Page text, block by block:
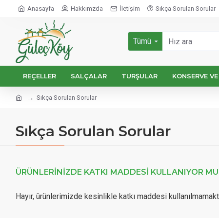
Anasayfa Hakkımzda İletişim Sıkça Sorulan Sorular
Tümü
REÇELLER SALÇALAR TURŞULAR KONSERVE
Sıkça Sorulan Sorular
Sıkça Sorulan Sorular
ÜRÜNLERINIZDE KATKI MADDESI KULLANIYOR
Hayır, ürünlerimizde kesinlikle katkı maddesi